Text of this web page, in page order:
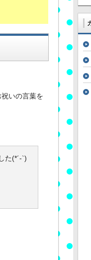
いの言葉を
た(*´-`)